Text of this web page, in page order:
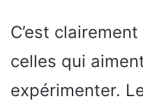
C’est
celles qui
expérimenter.